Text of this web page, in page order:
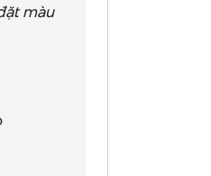
màu